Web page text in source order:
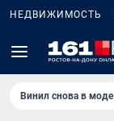
НЕДВИЖИМОСТЬ
Винил снова в моде